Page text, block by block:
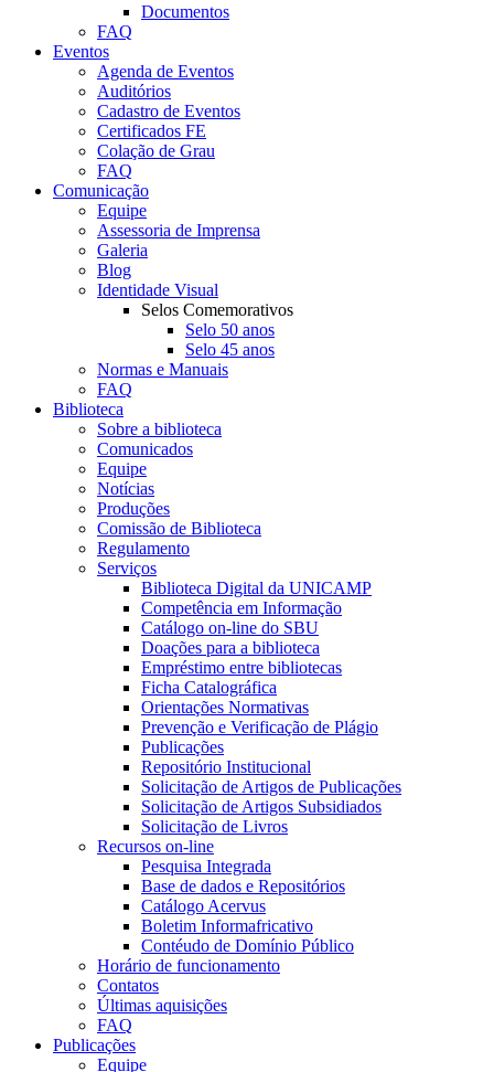
Documentos
FAQ
Eventos
Agenda de Eventos
Auditórios
Cadastro de Eventos
Certificados FE
Colação de Grau
FAQ
Comunicação
Equipe
Assessoria de Imprensa
Galeria
Blog
Identidade Visual
Selos Comemorativos
Selo 50 anos
Selo 45 anos
Normas e Manuais
FAQ
Biblioteca
Sobre a biblioteca
Comunicados
Equipe
Notícias
Produções
Comissão de Biblioteca
Regulamento
Serviços
Biblioteca Digital da UNICAMP
Competência em Informação
Catálogo on-line do SBU
Doações para a biblioteca
Empréstimo entre bibliotecas
Ficha Catalográfica
Orientações Normativas
Prevenção e Verificação de Plágio
Publicações
Repositório Institucional
Solicitação de Artigos de Publicações
Solicitação de Artigos Subsidiados
Solicitação de Livros
Recursos on-line
Pesquisa Integrada
Base de dados e Repositórios
Catálogo Acervus
Boletim Informafricativo
Contéudo de Domínio Público
Horário de funcionamento
Contatos
Últimas aquisições
FAQ
Publicações
Equipe